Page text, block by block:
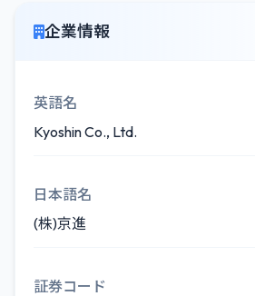
企業情報
英語名
Kyoshin Co., Ltd.
日本語名
(株)京進
証券コード